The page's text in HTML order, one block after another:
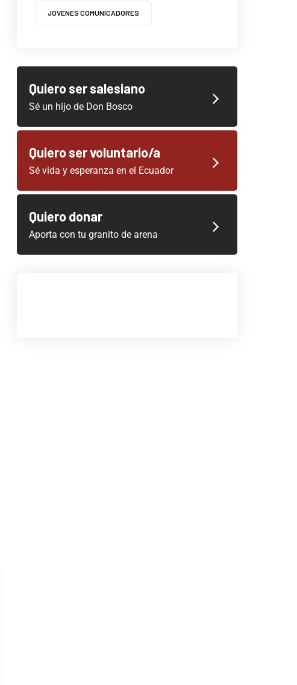
JOVENES COMUNICADORES
Quiero ser salesiano
Sé un hijo de Don Bosco
Quiero ser voluntario/a
Sé vida y esperanza en el Ecuador
Quiero donar
Aporta con tu granito de arena